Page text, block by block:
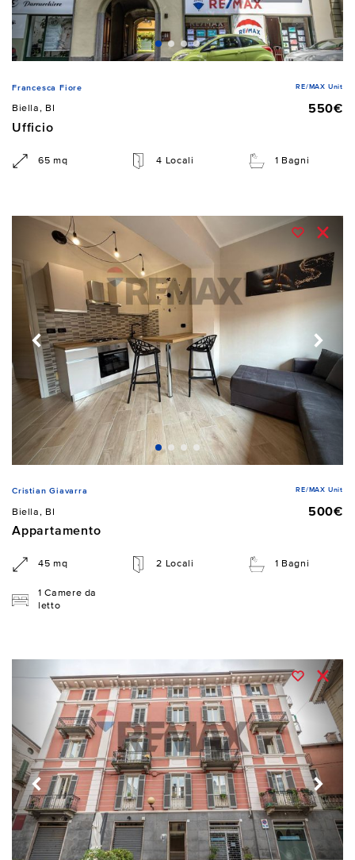
Francesca Fiore RE/MAX Unit
Biella, BI
550€
Ufficio
65 mq 4 Locali 1 Bagni
Cristian Giavarra RE/MAX Unit
Biella, BI
500€
Appartamento
45 mq 2 Locali 1 Bagni
1 Camere da
letto